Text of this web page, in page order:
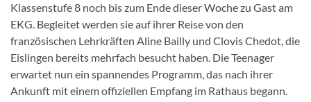
Klassenstufe 8 noch bis zum Ende dieser Woche zu Gast am
EKG. Begleitet werden sie auf ihrer Reise von den
französischen Lehrkräften Aline Bailly und Clovis Chedot, die
Eislingen bereits mehrfach besucht haben. Die Teenager
erwartet nun ein spannendes Programm, das nach ihrer
Ankunft mit einem offiziellen Empfang im Rathaus begann.